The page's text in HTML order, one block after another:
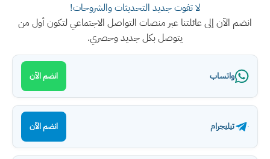
لا تفوت جديد التحديثات والشروحات!
انضم الآن إلى عائلتنا عبر منصات التواصل الاجتماعي لتكون أول من
يتوصل بكل جديد وحصري.
واتساب انضم الآن
تيليجرام انضم الآن